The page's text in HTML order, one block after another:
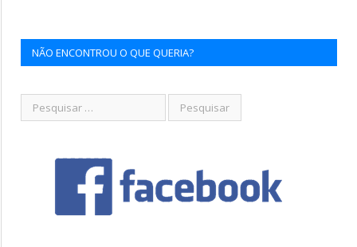
NÃO ENCONTROU O QUE QUERIA?